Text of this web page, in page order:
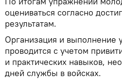
оцениваться согласно
результатам.
Организация и выполнение
проводится с учетом
и практических навыков,
дней службы в войсках.